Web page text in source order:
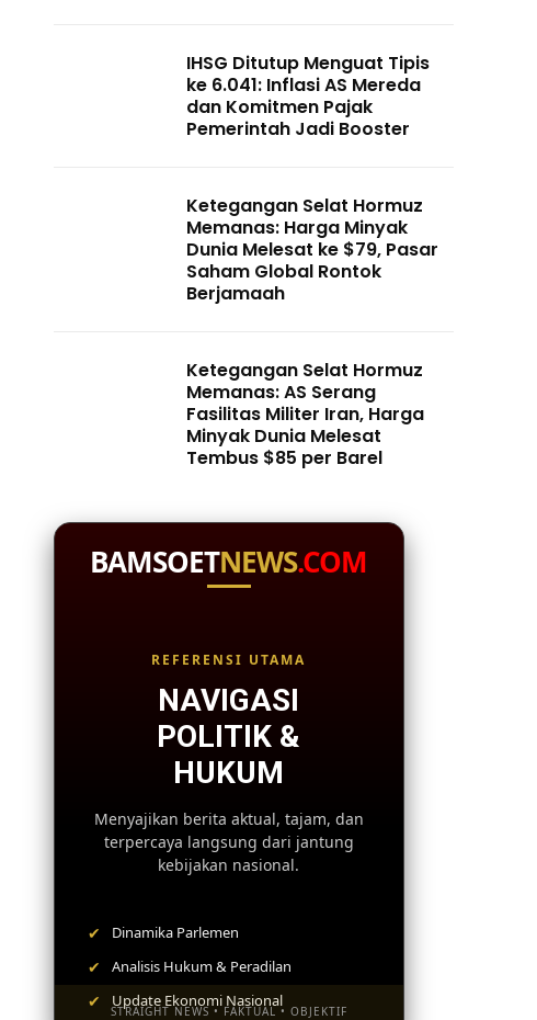
IHSG Ditutup Menguat Tipis
ke 6.041: Inflasi AS Mereda
dan Komitmen Pajak
Pemerintah Jadi Booster
Ketegangan Selat Hormuz
Memanas: Harga Minyak
Dunia Melesat ke $79, Pasar
Saham Global Rontok
Berjamaah
Ketegangan Selat Hormuz
Memanas: AS Serang
Fasilitas Militer Iran, Harga
Minyak Dunia Melesat
Tembus $85 per Barel
BAMSOETNEWS.COM
REFERENSI UTAMA
NAVIGASI
POLITIK &
HUKUM
Menyajikan berita aktual, tajam, dan
terpercaya langsung dari jantung
kebijakan nasional.
✔ Dinamika Parlemen
✔ Analisis Hukum & Peradilan
✔ Update Ekonomi Nasional
STRAIGHT NEWS • FAKTUAL • OBJEKTIF